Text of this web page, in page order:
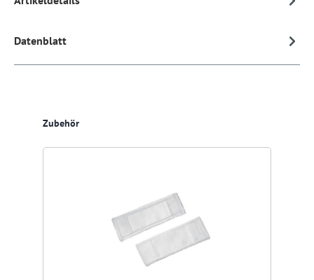
Datenblatt
Produktgalerie überspringen
Zubehör